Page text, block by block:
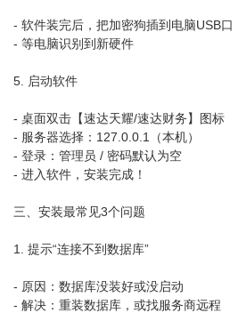
- 软件装完后，把加密狗插到电脑USB口
- 等电脑识别到新硬件
5. 启动软件
- 桌面双击【速达天耀/速达财务】图标
- 服务器选择：127.0.0.1（本机）
- 登录：管理员 / 密码默认为空
- 进入软件，安装完成！
三、安装最常见3个问题
1. 提示“连接不到数据库”
- 原因：数据库没装好或没启动
- 解决：重装数据库，或找服务商远程